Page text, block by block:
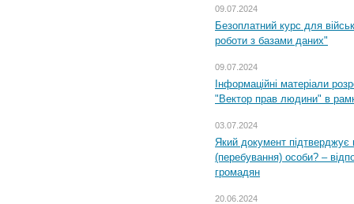
09.07.2024
Безоплатний курс для
роботи з базами даних"
09.07.2024
Інформаційні матеріали
"Вектор прав людини" в
03.07.2024
Який документ підтверджує
(перебування) особи? –
громадян
20.06.2024